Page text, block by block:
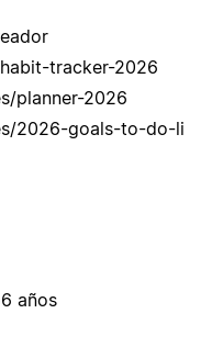
tracker-2026
planner-2026
2026-goals-to-do-li
años